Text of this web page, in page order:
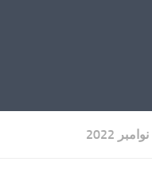
نوامبر 2022